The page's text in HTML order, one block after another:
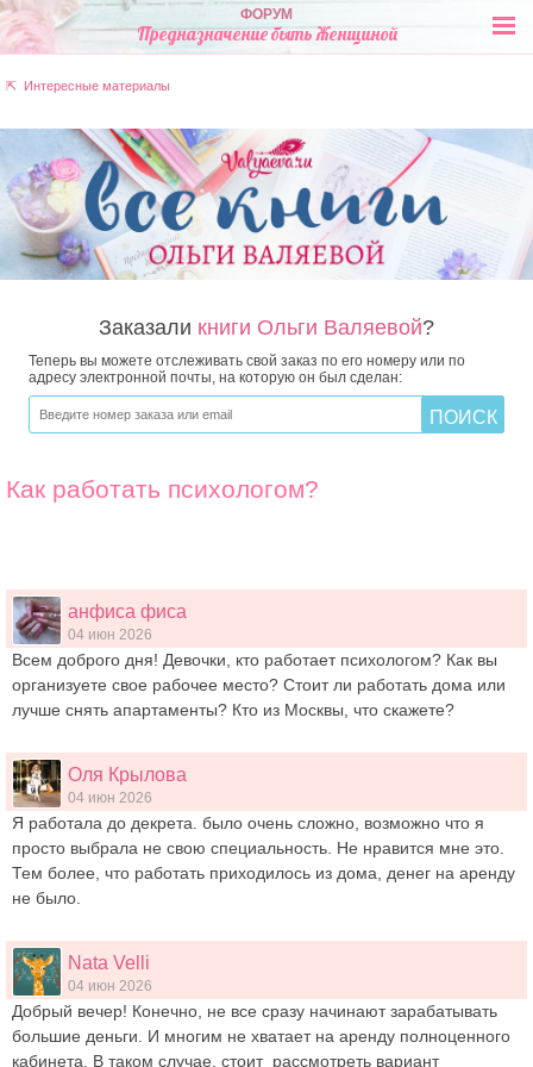
ФОРУМ
Предназначение быть Женщиной
⇱ Интересные материалы
Заказали книги Ольги Валяевой?
Теперь вы можете отслеживать свой заказ по его номеру или по
адресу электронной почты, на которую он был сделан:
Как работать психологом?
анфиса фиса
04 июн 2026
Всем доброго дня! Девочки, кто работает психологом? Как вы
организуете свое рабочее место? Стоит ли работать дома или
лучше снять апартаменты? Кто из Москвы, что скажете?
Оля Крылова
04 июн 2026
Я работала до декрета. было очень сложно, возможно что я
просто выбрала не свою специальность. Не нравится мне это.
Тем более, что работать приходилось из дома, денег на аренду
не было.
Nata Velli
04 июн 2026
Добрый вечер! Конечно, не все сразу начинают зарабатывать
большие деньги. И многим не хватает на аренду полноценного
кабинета. В таком случае, стоит рассмотреть вариант